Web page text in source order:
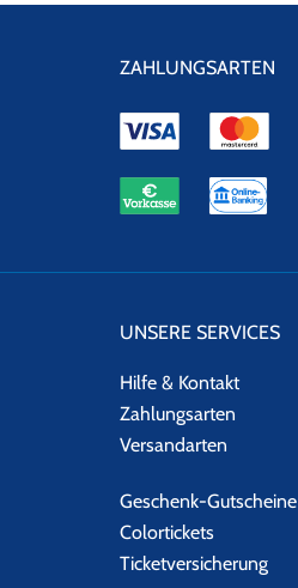
ZAHLUNGSARTEN
UNSERE SERVICES
Hilfe & Kontakt
Zahlungsarten
Versandarten
Geschenk-Gutscheine
Colortickets
Ticketversicherung